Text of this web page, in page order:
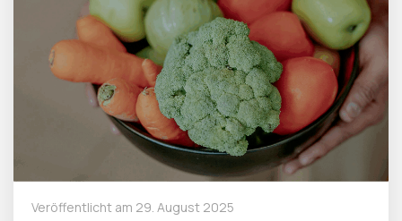
Veröffentlicht am 29. August 2025